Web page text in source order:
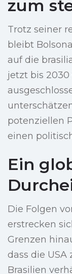
zum
Trotz seiner
bleibt
auf die
jetzt bis 2030
potenziellen
einen
Ein
Die Folgen
erstrecken
Grenzen
dass die
Brasilien